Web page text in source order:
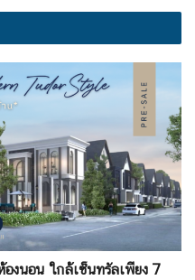
องนอน ใกล้เซ็นทรัลเพียง 7